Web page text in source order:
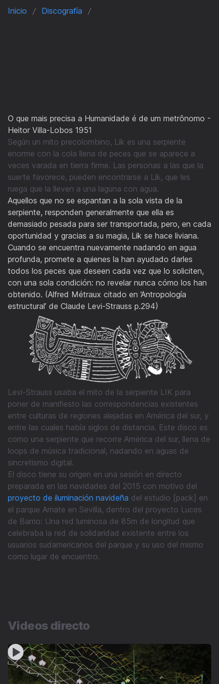
Inicio Discografía
O que mais precisa a Humanidade é de um metrônomo -
Heitor Villa-Lobos 1951
Según un mito precolombino, Lik es una serpiente
enorme con la cola llena de peces que se aparece a
veces varada en tierra firme. Las personas a las que la
suerte favorece, pueden encontrarse a Lik, que les
ruega que la lleven a una laguna con agua.
Aquellos que no se espantan a la sola vista de la
serpiente, responden generalmente que ella es
demasiado pesada para ser transportada, pero, en cada
oportunidad y gracias a su magia, Lik se hace liviana.
Cuando se encuentra nuevamente nadando en agua
profunda, promete a quienes la han ayudado darles
todos los peces que deseen cada vez que lo soliciten,
con una sola condición: no revelar nunca cómo los han
obtenido. (Alfred Métraux citado en ‘Antropología
estructural’ de Claude Levi-Strauss p.294)
Levi-Strauss usaba el mito de la serpiente LIK para
poner de manifiesto las correspondencias existentes
entre culturas de regiones alejadas en América del sur, y
entre las cuales había siglos de distancia. Este disco es
como una serpiente que recorre América del sur, llena de
loops de música tradicional, nadando en aguas de
sincretismo digital.
El disco tiene su origen en una sesión en directo
preparada en las navidades del 2015 con motivo del
proyecto de iluminación navideña del estudio [pack] en
el parque Amate en Sevilla, dentro del proyecto Luces
de Barrio: Una red luminosa de 85m de longitud que
celebraba la red de solidaridad existente entre los
usuarios sudamericanos del parque y su uso del mismo
como lugar de encuentro.
Videos directo